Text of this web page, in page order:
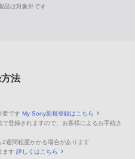
品は対象外です
法
要です My Sony新規登録はこちら
登録されますので、お客様によるお手続き
週間程度かかる場合があります
ます 詳しくはこちら